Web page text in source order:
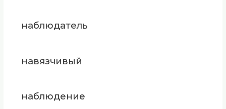
наблюдатель
навязчивый
наблюдение